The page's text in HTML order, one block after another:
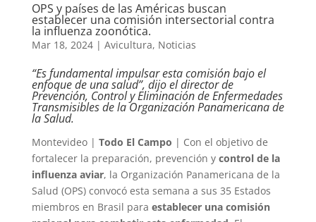
OPS y países de las Américas buscan
establecer una comisión intersectorial contra
la influenza zoonótica.
Mar 18, 2024| Avicultura, Noticias
“Es fundamental impulsar esta comisión bajo el
enfoque de una salud”, dijo el director de
Prevención, Control y Eliminación de Enfermedades
Transmisibles de la Organización Panamericana de
la Salud.
Montevideo | Todo El Campo | Con el objetivo de
fortalecer la preparación, prevención y control de la
influenza aviar, la Organización Panamericana de la
Salud (OPS) convocó esta semana a sus 35 Estados
miembros en Brasil para establecer una comisión